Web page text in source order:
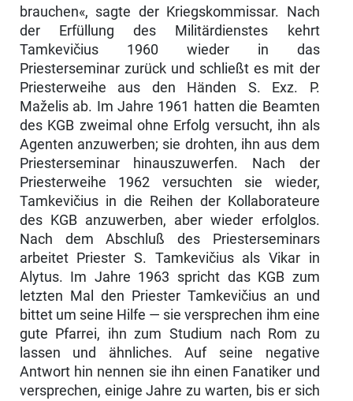
brauchen«, sagte der Kriegskommissar. Nach
der Erfüllung des Militärdienstes kehrt
Tamkevičius 1960 wieder in das
Priesterseminar zurück und schließt es mit der
Priesterweihe aus den Händen S. Exz. P.
Maželis ab. Im Jahre 1961 hatten die Beamten
des KGB zweimal ohne Erfolg versucht, ihn als
Agenten anzuwerben; sie drohten, ihn aus dem
Priesterseminar hinauszuwerfen. Nach der
Priesterweihe 1962 versuchten sie wieder,
Tamkevičius in die Reihen der Kollaborateure
des KGB anzuwerben, aber wieder erfolglos.
Nach dem Abschluß des Priesterseminars
arbeitet Priester S. Tamkevičius als Vikar in
Alytus. Im Jahre 1963 spricht das KGB zum
letzten Mal den Priester Tamkevičius an und
bittet um seine Hilfe — sie versprechen ihm eine
gute Pfarrei, ihn zum Studium nach Rom zu
lassen und ähnliches. Auf seine negative
Antwort hin nennen sie ihn einen Fanatiker und
versprechen, einige Jahre zu warten, bis er sich